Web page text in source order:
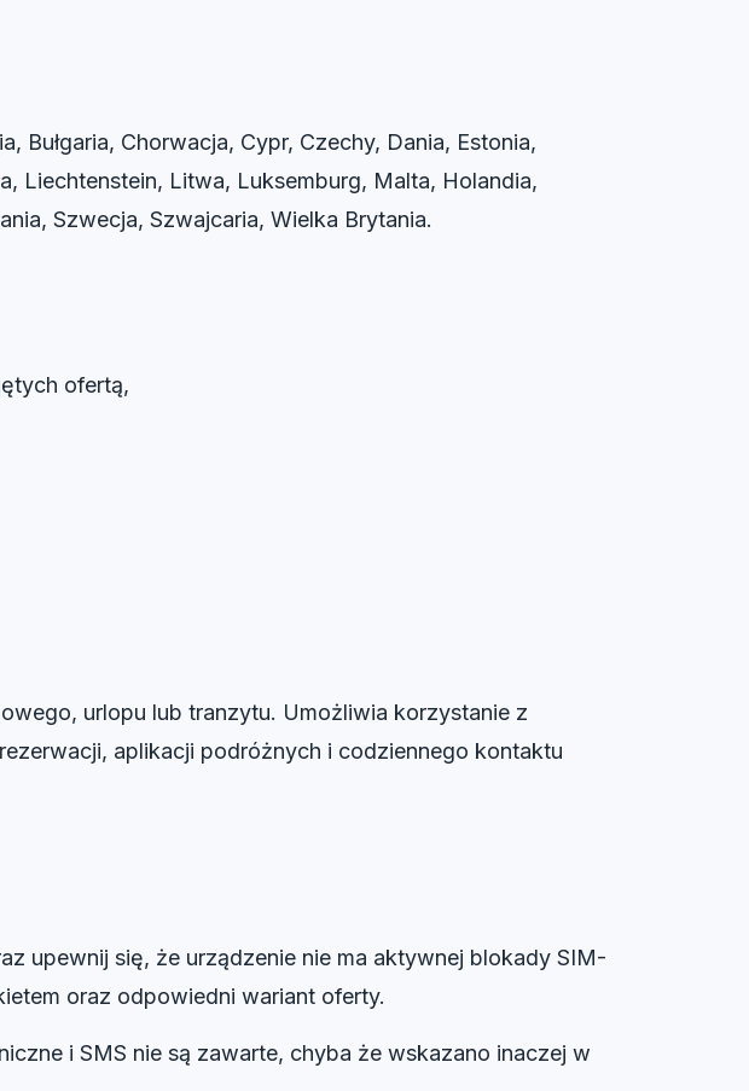
Bułgaria, Chorwacja, Cypr, Czechy, Dania, Estonia,
Liechtenstein, Litwa, Luksemburg, Malta, Holandia,
Szwecja, Szwajcaria, Wielka Brytania.
ofertą,
urlopu lub tranzytu. Umożliwia korzystanie z
aplikacji podróżnych i codziennego kontaktu
upewnij się, że urządzenie nie ma aktywnej blokady SIM-
oraz odpowiedni wariant oferty.
i SMS nie są zawarte, chyba że wskazano inaczej w